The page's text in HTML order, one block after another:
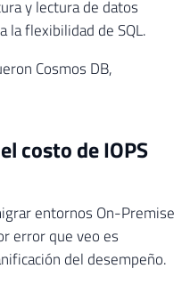
y lectura de datos
la flexibilidad de SQL.
Cosmos DB,
costo de IOPS
entornos On-Premise
error que veo es
del desempeño.